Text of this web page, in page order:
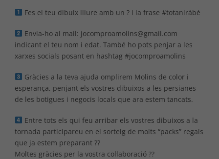
Fes el teu dibuix lliure amb un ? i la frase #totaniràbé
Envia-ho al mail: jocomproamolins@gmail.com
indicant el teu nom i edat. També ho pots penjar a les
xarxes socials posant en hashtag #jocomproamolins
Gràcies a la teva ajuda omplirem Molins de color i
esperança, penjant els vostres dibuixos a les persianes
de les botigues i negocis locals que ara estem tancats.
Entre tots els qui feu arribar els vostres dibuixos a la
tornada participareu en el sorteig de molts “packs” regals
que ja estem preparant ??
Moltes gràcies per la vostra col·laboració ??